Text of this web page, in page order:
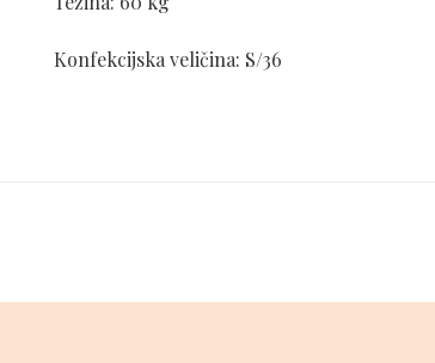
Konfekcijska veličina: S/36